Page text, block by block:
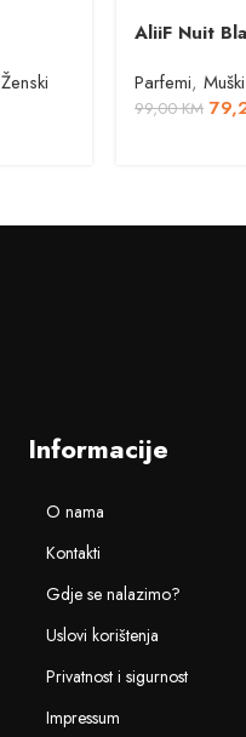
Ženski
AliiF Nuit
Parfemi, Muški
99,00KM
Informacije
O nama
Kontakti
Gdje se nalazimo?
Uslovi korištenja
Privatnost i sigurnost
Impressum